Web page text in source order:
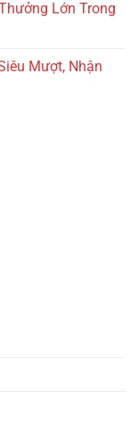
Lớn Trong
Mượt, Nhận